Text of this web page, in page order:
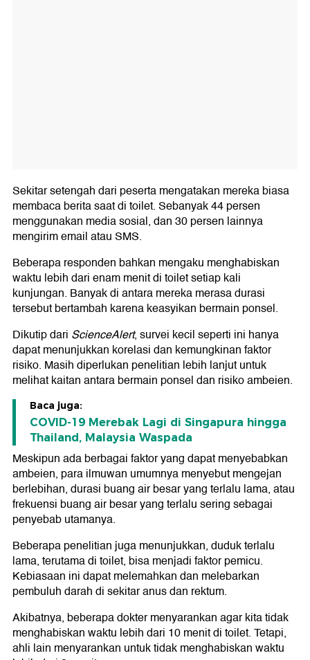
Sekitar setengah dari peserta mengatakan mereka biasa
membaca berita saat di toilet. Sebanyak 44 persen
menggunakan media sosial, dan 30 persen lainnya
mengirim email atau SMS.
Beberapa responden bahkan mengaku menghabiskan
waktu lebih dari enam menit di toilet setiap kali
kunjungan. Banyak di antara mereka merasa durasi
tersebut bertambah karena keasyikan bermain ponsel.
Dikutip dari ScienceAlert, survei kecil seperti ini hanya
dapat menunjukkan korelasi dan kemungkinan faktor
risiko. Masih diperlukan penelitian lebih lanjut untuk
melihat kaitan antara bermain ponsel dan risiko ambeien.
Baca juga:
COVID-19 Merebak Lagi di Singapura hingga
Thailand, Malaysia Waspada
Meskipun ada berbagai faktor yang dapat menyebabkan
ambeien, para ilmuwan umumnya menyebut mengejan
berlebihan, durasi buang air besar yang terlalu lama, atau
frekuensi buang air besar yang terlalu sering sebagai
penyebab utamanya.
Beberapa penelitian juga menunjukkan, duduk terlalu
lama, terutama di toilet, bisa menjadi faktor pemicu.
Kebiasaan ini dapat melemahkan dan melebarkan
pembuluh darah di sekitar anus dan rektum.
Akibatnya, beberapa dokter menyarankan agar kita tidak
menghabiskan waktu lebih dari 10 menit di toilet. Tetapi,
ahli lain menyarankan untuk tidak menghabiskan waktu